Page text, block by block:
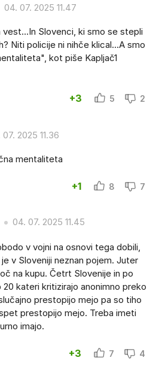
04. 07. 2025 11.47
vest...In Slovenci, ki smo se stepli
Niti policije ni nihče klical...A smo
kot piše Kapljač1
+3 5 2
07. 2025 11.36
mentaliteta
+1 8 7
04. 07. 2025 11.45
v vojni na osnovi tega dobili,
v Sloveniji neznan pojem. Juter
na kupu. Četrt Slovenije in po
kateri kritizirajo anonimno preko
prestopijo mejo pa so tiho
prestopijo mejo. Treba imeti
imajo.
+3 7 4